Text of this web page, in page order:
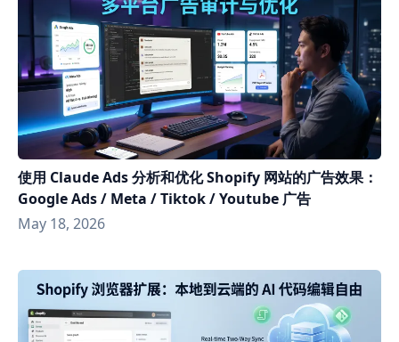
使用 Claude Ads 分析和优化 Shopify 网站的广告效果：
Google Ads / Meta / Tiktok / Youtube 广告
May 18, 2026